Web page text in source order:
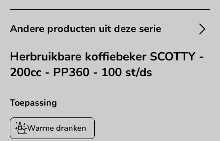
Andere producten uit deze serie
Herbruikbare koffiebeker SCOTTY -
200cc - PP360 - 100 st/ds
Toepassing
Warme dranken